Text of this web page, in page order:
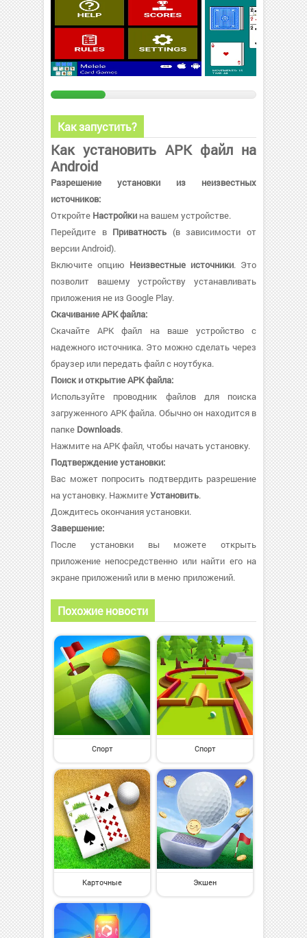
Как запустить?
Как установить APK файл на
Android
Разрешение установки из неизвестных
источников:
Откройте Настройки на вашем устройстве.
Перейдите в Приватность (в зависимости от
версии Android).
Включите опцию Неизвестные источники. Это
позволит вашему устройству устанавливать
приложения не из Google Play.
Скачивание APK файла:
Скачайте APK файл на ваше устройство с
надежного источника. Это можно сделать через
браузер или передать файл с ноутбука.
Поиск и открытие APK файла:
Используйте проводник файлов для поиска
загруженного APK файла. Обычно он находится в
папке Downloads.
Нажмите на APK файл, чтобы начать установку.
Подтверждение установки:
Вас может попросить подтвердить разрешение
на установку. НажмитеУстановить.
Дождитесь окончания установки.
Завершение:
После установки вы можете открыть
приложение непосредственно или найти его на
экране приложений или в меню приложений.
Похожие новости
Спорт Спорт
Карточные Экшен